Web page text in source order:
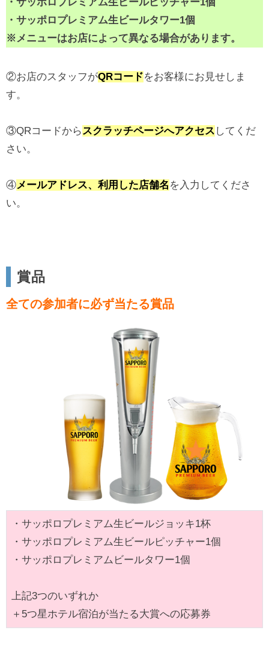
・サッポロプレミアム生ビールタワー1個
※メニューはお店によって異なる場合があります。
②お店のスタッフがQRコードをお客様にお見せしま
す。
③QRコードからスクラッチページへアクセス してくだ
さい。
④メールアドレス、利用した店舗名 を入力してくださ
い。
賞品
全ての参加者に必ず当たる賞品
・サッポロプレミアム生ビールジョッキ1杯
・サッポロプレミアム生ビールピッチャー1個
・サッポロプレミアムビールタワー1個
上記3つのいずれか
＋5つ星ホテル宿泊が当たる大賞への応募券